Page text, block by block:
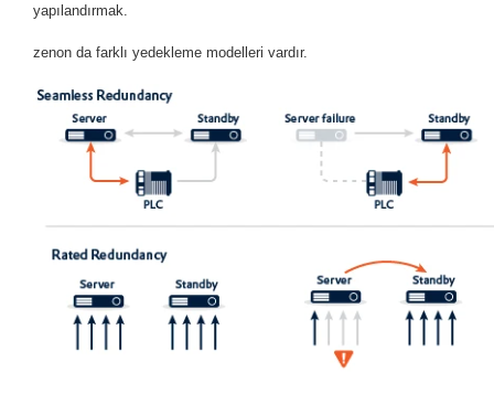
yapılandırmak.
zenon da farklı yedekleme modelleri vardır.